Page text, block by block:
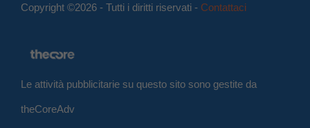
Copyright ©2026 - Tutti i diritti riservati - Contattaci
Le attività pubblicitarie su questo sito sono gestite da
theCoreAdv